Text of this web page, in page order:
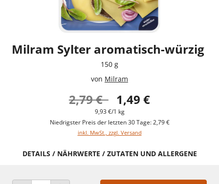
Milram Sylter aromatisch-würzig
150 g
von Milram
2,79 € 1,49 €
9,93 €/1 kg
Niedrigster Preis der letzten 30 Tage: 2,79 €
inkl. MwSt., zzgl. Versand
DETAILS / NÄHRWERTE / ZUTATEN UND ALLERGENE